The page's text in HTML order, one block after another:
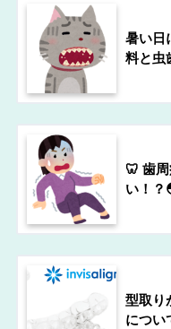
暑い日
料と虫
🦷 歯
い！？
型取り
につい